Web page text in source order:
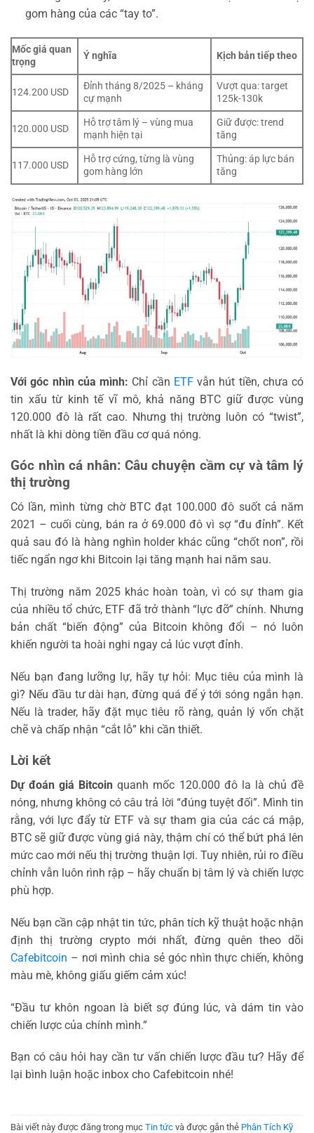
gom hàng của các “tay to”.
Mốc giá quan
trọng
Ý nghĩa Kịch bản tiếp theo
124.200 USD
Đỉnh tháng 8/2025 – kháng
cự mạnh
Vượt qua: target
125k-130k
120.000 USD
Hỗ trợ tâm lý – vùng mua
mạnh hiện tại
Giữ được: trend
tăng
117.000 USD
Hỗ trợ cứng, từng là vùng
gom hàng lớn
Thủng: áp lực bán
tăng
Với góc nhìn của mình: Chỉ cần ETFvẫn hút tiền, chưa có
tin xấu từ kinh tế vĩ mô, khả năng BTC giữ được vùng
120.000 đô là rất cao. Nhưng thị trường luôn có “twist”,
nhất là khi dòng tiền đầu cơ quá nóng.
Góc nhìn cá nhân: Câu chuyện cầm cự và tâm lý
thị trường
Có lần, mình từng chờ BTC đạt 100.000 đô suốt cả năm
2021 – cuối cùng, bán ra ở 69.000 đô vì sợ “đu đỉnh”. Kết
quả sau đó là hàng nghìn holder khác cũng “chốt non”, rồi
tiếc ngẩn ngơ khi Bitcoin lại tăng mạnh hai năm sau.
Thị trường năm 2025 khác hoàn toàn, vì có sự tham gia
của nhiều tổ chức, ETF đã trở thành “lực đỡ” chính. Nhưng
bản chất “biến động” của Bitcoin không đổi – nó luôn
khiến người ta hoài nghi ngay cả lúc vượt đỉnh.
Nếu bạn đang lưỡng lự, hãy tự hỏi: Mục tiêu của mình là
gì? Nếu đầu tư dài hạn, đừng quá để ý tới sóng ngắn hạn.
Nếu là trader, hãy đặt mục tiêu rõ ràng, quản lý vốn chặt
chẽ và chấp nhận “cắt lỗ” khi cần thiết.
Lời kết
Dự đoán giá Bitcoin quanh mốc 120.000 đô la là chủ đề
nóng, nhưng không có câu trả lời “đúng tuyệt đối”. Mình tin
rằng, với lực đẩy từ ETF và sự tham gia của các cá mập,
BTC sẽ giữ được vùng giá này, thậm chí có thể bứt phá lên
mức cao mới nếu thị trường thuận lợi. Tuy nhiên, rủi ro điều
chỉnh vẫn luôn rình rập – hãy chuẩn bị tâm lý và chiến lược
phù hợp.
Nếu bạn cần cập nhật tin tức, phân tích kỹ thuật hoặc nhận
định thị trường crypto mới nhất, đừng quên theo dõi
Cafebitcoin – nơi mình chia sẻ góc nhìn thực chiến, không
màu mè, không giấu giếm cảm xúc!
“Đầu tư khôn ngoan là biết sợ đúng lúc, và dám tin vào
chiến lược của chính mình.”
Bạn có câu hỏi hay cần tư vấn chiến lược đầu tư? Hãy để
lại bình luận hoặc inbox cho Cafebitcoin nhé!
Bài viết này được đăng trong mục Tin tức và được gắn thẻ Phân Tích Kỹ